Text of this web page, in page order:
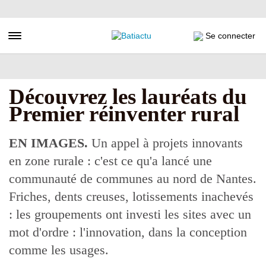
au
principal
Toggle navigation Se connecter
Découvrez les lauréats du
Premier réinventer rural
EN IMAGES. Un appel à projets innovants
en zone rurale : c'est ce qu'a lancé une
communauté de communes au nord de Nantes.
Friches, dents creuses, lotissements inachevés
: les groupements ont investi les sites avec un
mot d'ordre : l'innovation, dans la conception
comme les usages.